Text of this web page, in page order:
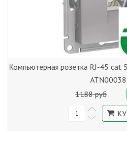
Компьютерная розетка RJ-45 cat
1188 руб